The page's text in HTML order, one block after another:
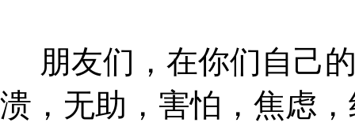
朋友们，在你们自己
溃，无助，害怕，焦虑